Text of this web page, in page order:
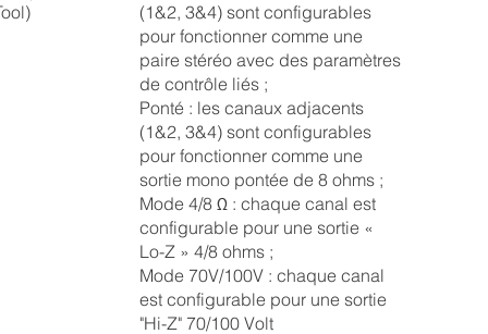
(1&2, 3&4) sont configurables
pour fonctionner comme une
paire stéréo avec des paramètres
de contrôle liés ;
Ponté : les canaux adjacents
(1&2, 3&4) sont configurables
pour fonctionner comme une
sortie mono pontée de 8 ohms ;
Mode 4/8 Ω : chaque canal est
configurable pour une sortie «
Lo-Z » 4/8 ohms ;
Mode 70V/100V : chaque canal
est configurable pour une sortie
"Hi-Z" 70/100 Volt